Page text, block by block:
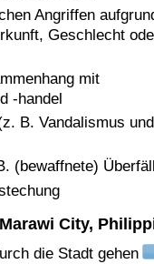
Angriffen
Geschlecht
mit
-handel
B. Vandalismus und
(bewaffnete)
City,
die Stadt gehen
Index nach
Index (aktuell)
Index nach